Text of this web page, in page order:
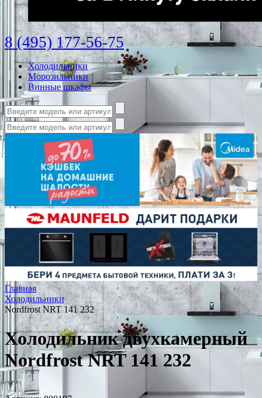
8 (495) 177-56-75
Холодильники
Морозильники
Винные шкафы
Главная
Холодильники
Nordfrost NRT 141 232
Холодильник двухкамерный
Nordfrost NRT 141 232